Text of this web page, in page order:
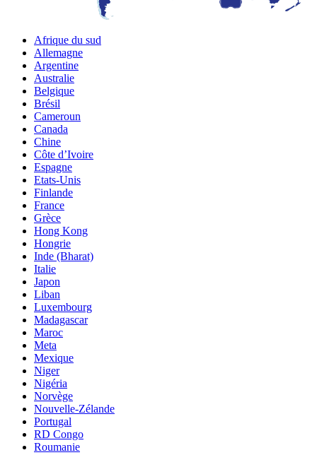
Afrique du sud
Allemagne
Argentine
Australie
Belgique
Brésil
Cameroun
Canada
Chine
Côte d’Ivoire
Espagne
Etats-Unis
Finlande
France
Grèce
Hong Kong
Hongrie
Inde (Bharat)
Italie
Japon
Liban
Luxembourg
Madagascar
Maroc
Meta
Mexique
Niger
Nigéria
Norvège
Nouvelle-Zélande
Portugal
RD Congo
Roumanie